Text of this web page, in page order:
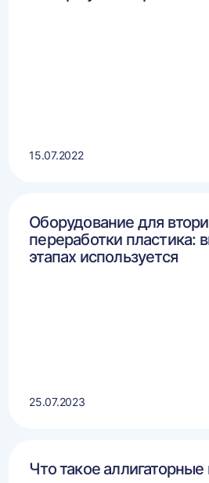
15.07.2022
Оборудование для
переработки пластика:
этапах используется
25.07.2023
Что такое